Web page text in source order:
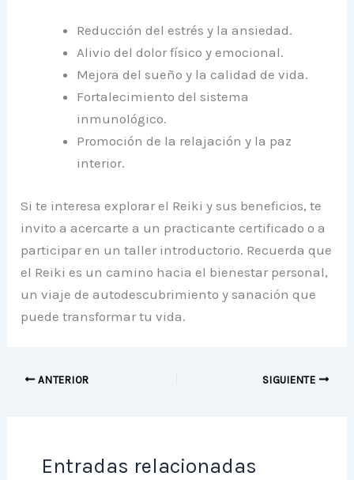
Reducción del estrés y la ansiedad.
Alivio del dolor físico y emocional.
Mejora del sueño y la calidad de vida.
Fortalecimiento del sistema
inmunológico.
Promoción de la relajación y la paz
interior.
Si te interesa explorar el Reiki y sus beneficios, te
invito a acercarte a un practicante certificado o a
participar en un taller introductorio. Recuerda que
el Reiki es un camino hacia el bienestar personal,
un viaje de autodescubrimiento y sanación que
puede transformar tu vida.
ANTERIOR SIGUIENTE
Entradas relacionadas